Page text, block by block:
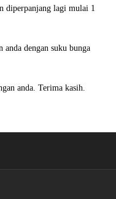
diperpanjang lagi mulai 1
anda dengan suku bunga
anda. Terima kasih.